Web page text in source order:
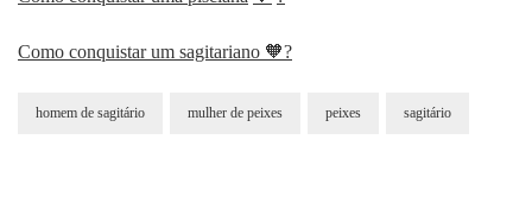
Como conquistar um sagitariano 🧡?
homem de sagitário mulher de peixes peixes sagitário